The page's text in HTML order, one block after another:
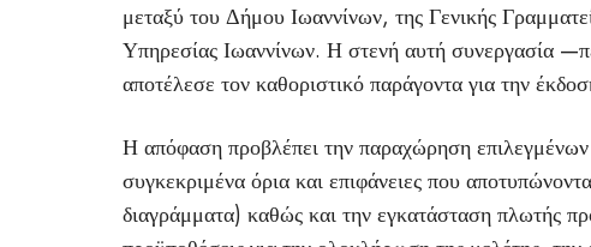
μεταξύ του Δήμου Ιωαννίνων, της Γενικής
Υπηρεσίας Ιωαννίνων. Η στενή αυτή συνεργασία
αποτέλεσε τον καθοριστικό παράγοντα για την
Η απόφαση προβλέπει την παραχώρηση
συγκεκριμένα όρια και επιφάνειες που
διαγράμματα) καθώς και την εγκατάσταση πλωτής